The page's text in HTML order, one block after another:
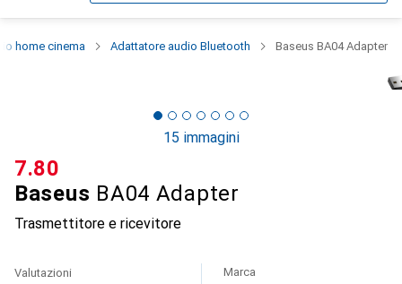
home cinema Adattatore audio Bluetooth Baseus BA04 Adapter
15 immagini
Baseus BA04 Adapter
Trasmettitore e ricevitore
CHF
7.80
Valutazioni Marca